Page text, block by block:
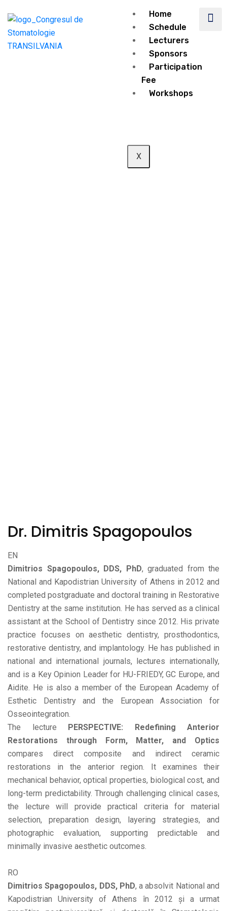
Home
Schedule
Lecturers
Sponsors
Participation
Fee
Workshops
X
Dr. Dimitris Spagopoulos
EN
Dimitrios Spagopoulos, DDS, PhD, graduated from the
National and Kapodistrian University of Athens in 2012 and
completed postgraduate and doctoral training in Restorative
Dentistry at the same institution. He has served as a clinical
assistant at the School of Dentistry since 2012. His private
practice focuses on aesthetic dentistry, prosthodontics,
restorative dentistry, and implantology. He has published in
national and international journals, lectures internationally,
and is a Key Opinion Leader for HU-FRIEDY, GC Europe, and
Aidite. He is also a member of the European Academy of
Esthetic Dentistry and the European Association for
Osseointegration.
The lecture PERSPECTIVE: Redefining Anterior
Restorations through Form, Matter, and Optics
compares direct composite and indirect ceramic
restorations in the anterior region. It examines their
mechanical behavior, optical properties, biological cost, and
long-term predictability. Through challenging clinical cases,
the lecture will provide practical criteria for material
selection, preparation design, layering strategies, and
photographic evaluation, supporting predictable and
minimally invasive aesthetic outcomes.
RO
Dimitrios Spagopoulos, DDS, PhD, a absolvit National and
Kapodistrian University of Athens în 2012 și a urmat